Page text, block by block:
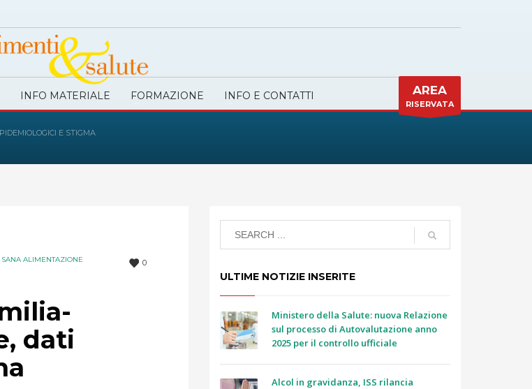
INFO MATERIALE FORMAZIONE INFO E CONTATTI AREA
RISERVATA
E STIGMA
0
SANA ALIMENTAZIONE
dati
ULTIME NOTIZIE INSERITE
Ministero della Salute: nuova Relazione
sul processo di Autovalutazione anno
2025 per il controllo ufficiale
Alcol in gravidanza, ISS rilancia